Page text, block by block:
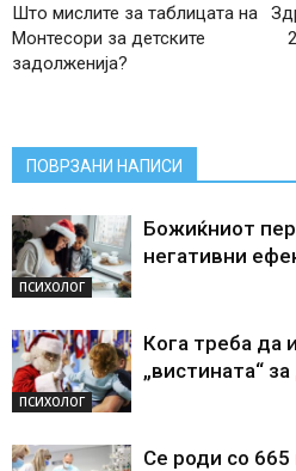
Што мислите за таблицата на
Монтесори за детските
задолженија?
ПОВРЗАНИ НАПИСИ
ПСИХОЛОГ
Божиќниот
негативни
ПСИХОЛОГ
Кога треба да
„вистината“
Се роди со